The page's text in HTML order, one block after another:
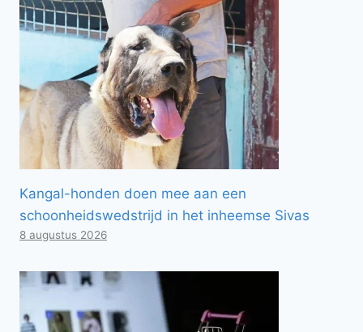
Kangal-honden doen mee aan een
schoonheidswedstrijd in het inheemse Sivas
8 augustus 2026